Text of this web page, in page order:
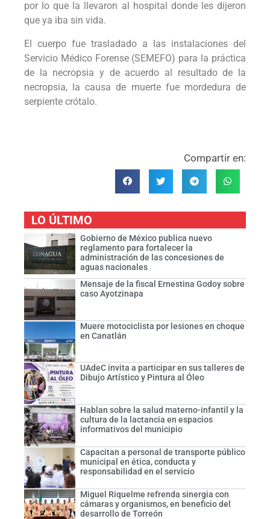
por lo que la llevaron al hospital donde les dijeron
que ya iba sin vida.
El cuerpo fue trasladado a las instalaciones del
Servicio Médico Forense (SEMEFO) para la práctica
de la necropsia y de acuerdo al resultado de la
necropsia, la causa de muerte fue mordedura de
serpiente crótalo.
Compartir en:
LO ÚLTIMO
Gobierno de México publica nuevo
reglamento para fortalecer la
administración de las concesiones de
aguas nacionales
Mensaje de la fiscal Ernestina Godoy sobre
caso Ayotzinapa
Muere motociclista por lesiones en choque
en Canatlán
UAdeC invita a participar en sus talleres de
Dibujo Artístico y Pintura al Óleo
Hablan sobre la salud materno-infantil y la
cultura de la lactancia en espacios
informativos del municipio
Capacitan a personal de transporte público
municipal en ética, conducta y
responsabilidad en el servicio
Miguel Riquelme refrenda sinergia con
cámaras y organismos, en beneficio del
desarrollo de Torreón